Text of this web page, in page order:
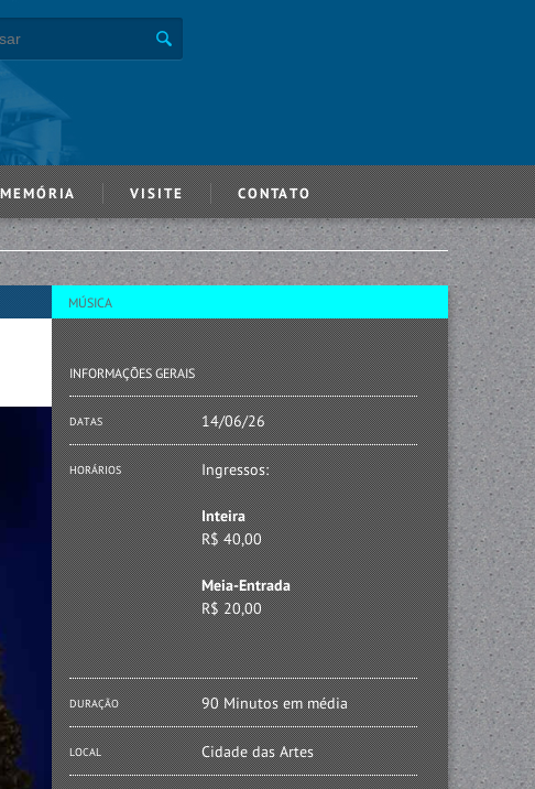
MEMÓRIA VISITE CONTATO
MÚSICA
INFORMAÇÕES GERAIS
DATAS 14/06/26
HORÁRIOS Ingressos:
Inteira
R$ 40,00
Meia-Entrada
R$ 20,00
DURAÇÃO 90 Minutos em média
LOCAL Cidade das Artes